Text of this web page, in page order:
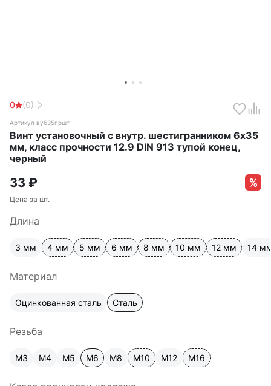
0 (0)
Артикул ву635пршт
Винт установочный с внутр. шестигранником 6х35
мм, класс прочности 12.9 DIN 913 тупой конец,
черный
33 ₽
Цена за шт.
Длина
3 мм 4 мм 5 мм 6 мм 8 мм 10 мм 12 мм 14
Материал
Оцинкованная сталь Сталь
Резьба
М3 М4 М5 М6 М8 М10 М12 М16